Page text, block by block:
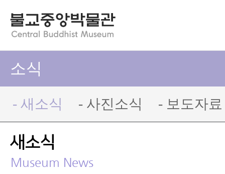
소식
- 새소식 - 사진소식 - 보도자료
새소식
Museum News